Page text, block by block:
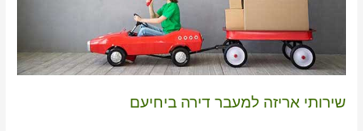
שירותי אריזה למעבר דירה ביחיעם